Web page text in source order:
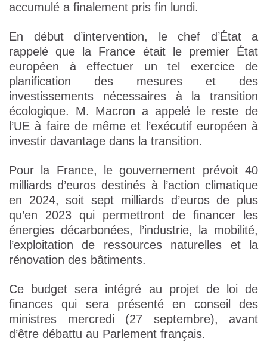
accumulé a finalement pris fin lundi.
En début d’intervention, le chef d’État a
rappelé que la France était le premier État
européen à effectuer un tel exercice de
planification des mesures et des
investissements nécessaires à la transition
écologique. M. Macron a appelé le reste de
l’UE à faire de même et l’exécutif européen à
investir davantage dans la transition.
Pour la France, le gouvernement prévoit 40
milliards d’euros destinés à l’action climatique
en 2024, soit sept milliards d’euros de plus
qu’en 2023 qui permettront de financer les
énergies décarbonées, l’industrie, la mobilité,
l’exploitation de ressources naturelles et la
rénovation des bâtiments.
Ce budget sera intégré au projet de loi de
finances qui sera présenté en conseil des
ministres mercredi (27 septembre), avant
d’être débattu au Parlement français.